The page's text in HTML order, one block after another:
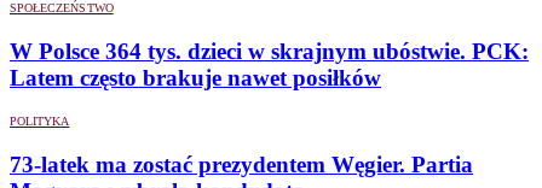
SPOŁECZEŃSTWO
W Polsce 364 tys. dzieci w skrajnym ubóstwie. PCK:
Latem często brakuje nawet posiłków
POLITYKA
73-latek ma zostać prezydentem Węgier. Partia